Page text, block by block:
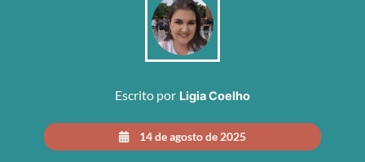
Escrito por Ligia Coelho
14 de agosto de 2025